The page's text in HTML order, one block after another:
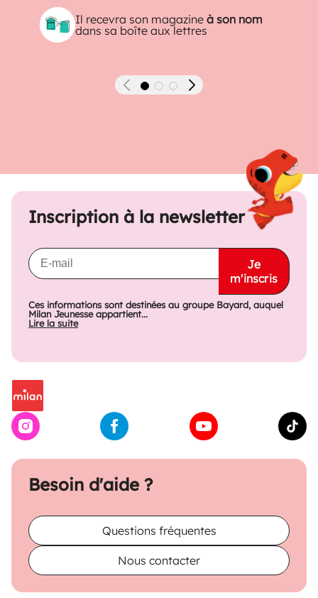
Il recevra son magazineà son nom
dans sa boîte aux lettres
Précédent Suivant
Besoin d'aide ?
Questions fréquentes
Nous contacter
Inscription à la newsletter
Je
m'inscris
Ces informations sont destinées au groupe Bayard, auquel
Milan Jeunesse appartient...
Lire la suite